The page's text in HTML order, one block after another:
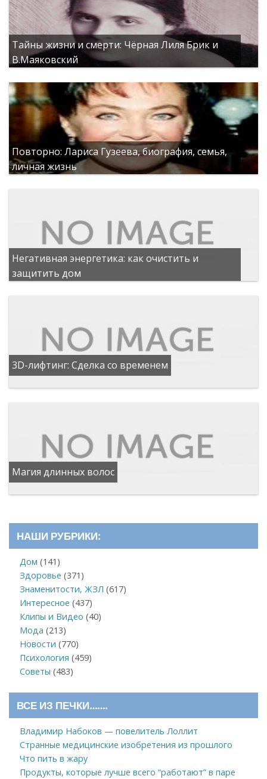
Тайны жизни и смерти: Чёрная Лиля Брик и
В.Маяковский
Повторно: Лариса Гузеева, биография, семья,
личная жизнь
Негативная энергетика: как очистить и
защитить дом
3D-лифтинг: Сделка со временем
Магия длинных волос
НАШИ РУБРИКИ:
Дом (141)
Здоровье (371)
Знаменитости, ЖЗЛ (617)
Интересное (437)
Клипы и Видео (40)
Мода (213)
Новости (770)
Психология (459)
Советы (483)
ВСЕ ИЗ ПЕЧКИ…….
Владимир Набоков — повелитель Лоллит
Странные медицинские изобретения из прошлого
Что пить в жару
Продукты, которые лучше всего “работают” в паре